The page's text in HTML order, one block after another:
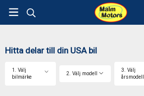
Hitta delar till din USA bil
1. Välj
bilmärke
2. Välj modell
3. Välj
årsmodell